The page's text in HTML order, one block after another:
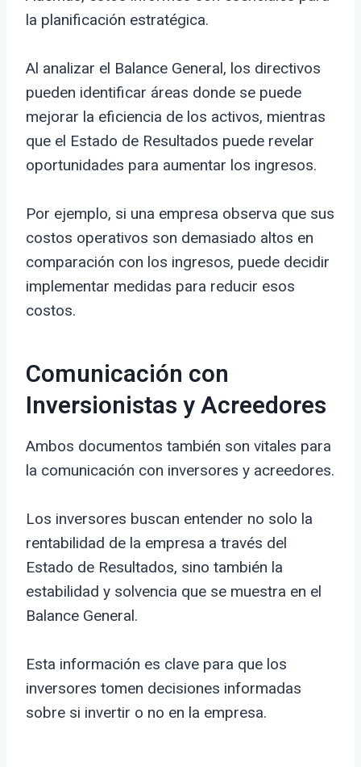
la planificación estratégica.
Al analizar el Balance General, los directivos
pueden identificar áreas donde se puede
mejorar la eficiencia de los activos, mientras
que el Estado de Resultados puede revelar
oportunidades para aumentar los ingresos.
Por ejemplo, si una empresa observa que sus
costos operativos son demasiado altos en
comparación con los ingresos, puede decidir
implementar medidas para reducir esos
costos.
Comunicación con
Inversionistas y Acreedores
Ambos documentos también son vitales para
la comunicación con inversores y acreedores.
Los inversores buscan entender no solo la
rentabilidad de la empresa a través del
Estado de Resultados, sino también la
estabilidad y solvencia que se muestra en el
Balance General.
Esta información es clave para que los
inversores tomen decisiones informadas
sobre si invertir o no en la empresa.